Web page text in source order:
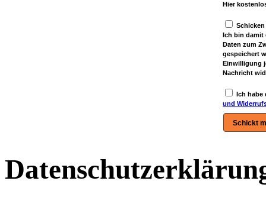
Hier
Schicken
Ich bin damit
Daten zum
gespeichert
Einwilligung
Nachricht
Ich habe
und
Schickt